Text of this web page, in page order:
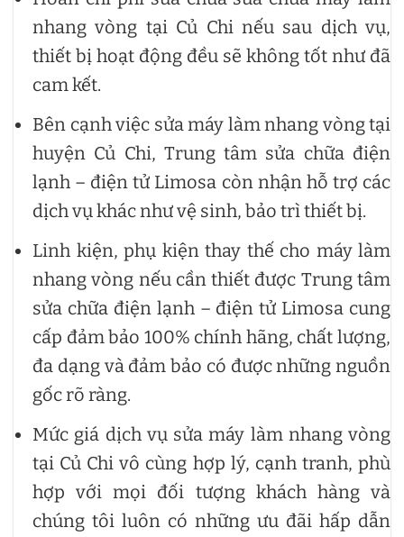
nhang vòng tại Củ Chi nếu sau dịch vụ,
thiết bị hoạt động đều sẽ không tốt như đã
cam kết.
Bên cạnh việc sửa máy làm nhang vòng tại
huyện Củ Chi, Trung tâm sửa chữa điện
lạnh – điện tử Limosa còn nhận hỗ trợ các
dịch vụ khác như vệ sinh, bảo trì thiết bị.
Linh kiện, phụ kiện thay thế cho máy làm
nhang vòng nếu cần thiết được Trung tâm
sửa chữa điện lạnh – điện tử Limosa cung
cấp đảm bảo 100% chính hãng, chất lượng,
đa dạng và đảm bảo có được những nguồn
gốc rõ ràng.
Mức giá dịch vụ sửa máy làm nhang vòng
tại Củ Chi vô cùng hợp lý, cạnh tranh, phù
hợp với mọi đối tượng khách hàng và
chúng tôi luôn có những ưu đãi hấp dẫn